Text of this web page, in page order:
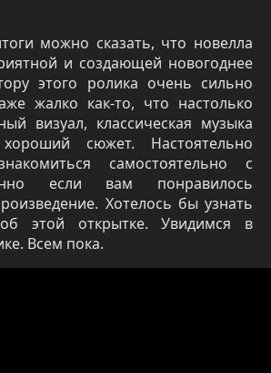
можно сказать, что новелла
и создающей новогоднее
этого ролика очень сильно
жалко как-то, что настолько
визуал, классическая музыка
сюжет. Настоятельно
самостоятельно с
если вам понравилось
Хотелось бы узнать
этой открытке. Увидимся в
Всем пока.